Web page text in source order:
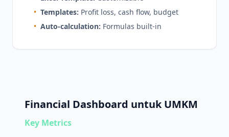
• Templates: Profit loss, cash flow, budget
• Auto-calculation: Formulas built-in
Financial Dashboard untuk UMKM
Key Metrics